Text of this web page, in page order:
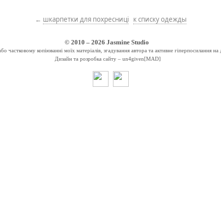
← шкарпетки для похресниці к списку одежды
© 2010 – 2026 Jasmine Studio
частковому копіюванні моїх матеріалів, згадування автора та активне гіперпосилання на
Дизайн та розробка сайту – un4given[MAD]